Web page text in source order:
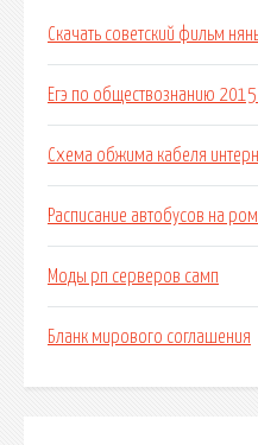
Скачать советский фильм
Егэ по обществознанию 2015
Схема обжима кабеля
Расписание автобусов на
Моды рп серверов самп
Бланк мирового соглашения